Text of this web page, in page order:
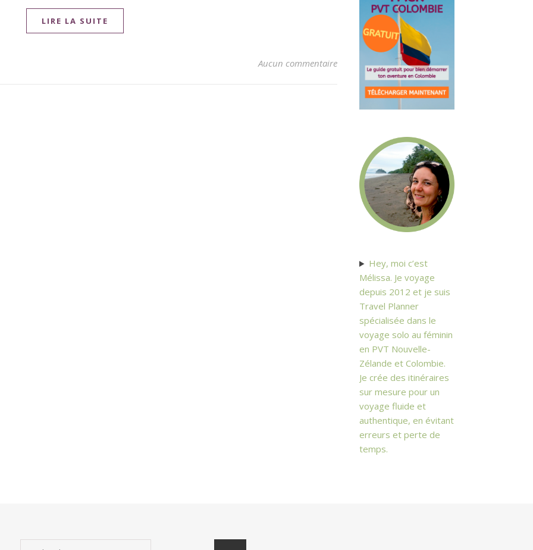
LIRE LA SUITE
Aucun commentaire
Hey, moi c’est
Mélissa. Je voyage
depuis 2012 et je suis
Travel Planner
spécialisée dans le
voyage solo au féminin
en PVT Nouvelle-
Zélande et Colombie.
Je crée des itinéraires
sur mesure pour un
voyage fluide et
authentique, en évitant
erreurs et perte de
temps.